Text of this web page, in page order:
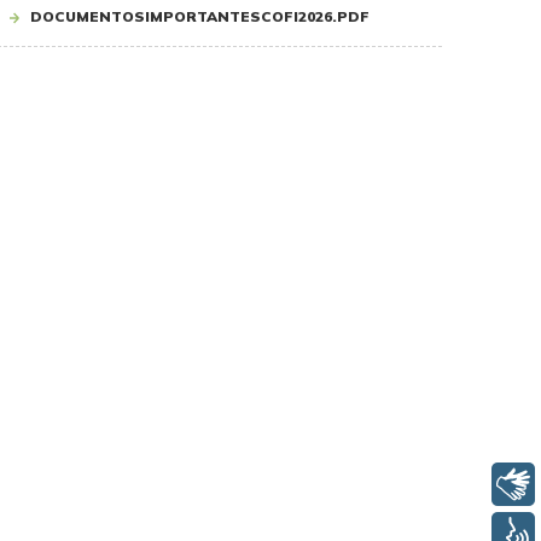
DOCUMENTOSIMPORTANTESCOFI2026.PDF